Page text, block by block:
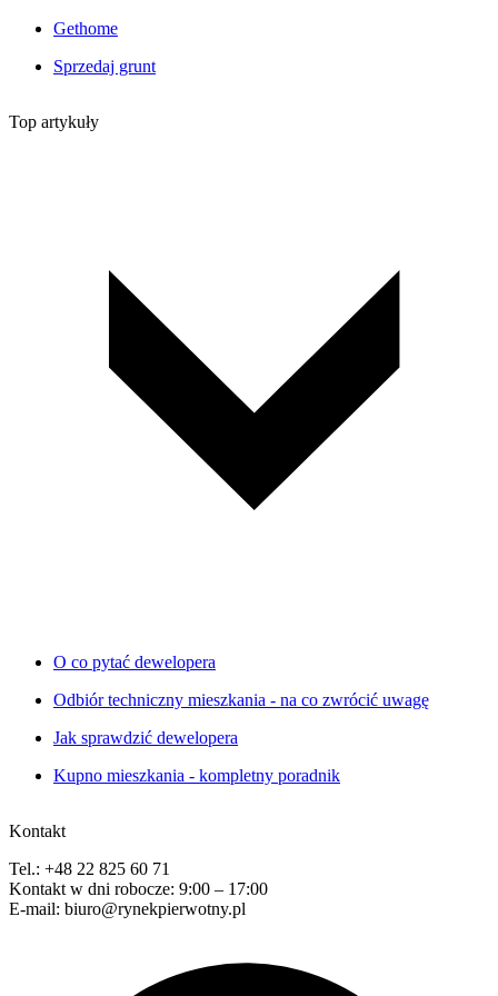
Gethome
Sprzedaj grunt
Top artykuły
O co pytać dewelopera
Odbiór techniczny mieszkania - na co zwrócić uwagę
Jak sprawdzić dewelopera
Kupno mieszkania - kompletny poradnik
Kontakt
Tel.: +48 22 825 60 71
Kontakt w dni robocze: 9:00 – 17:00
E-mail: biuro@rynekpierwotny.pl